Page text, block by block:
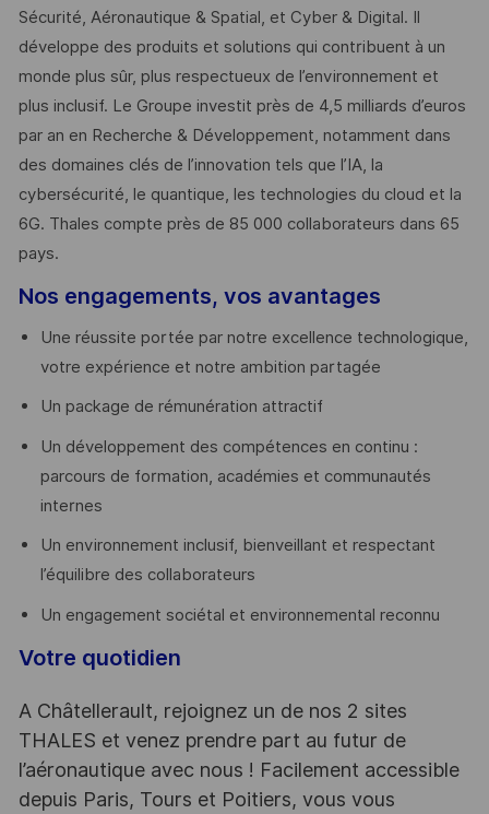
Sécurité, Aéronautique & Spatial, et Cyber & Digital. Il
développe des produits et solutions qui contribuent à un
monde plus sûr, plus respectueux de l’environnement et
plus inclusif. Le Groupe investit près de 4,5 milliards d’euros
par an en Recherche & Développement, notamment dans
des domaines clés de l’innovation tels que l’IA, la
cybersécurité, le quantique, les technologies du cloud et la
6G. Thales compte près de 85 000 collaborateurs dans 65
pays. ​
Nos engagements, vos avantages
Une réussite portée par notre excellence technologique,
votre expérience et notre ambition partagée
Un package de rémunération attractif
Un développement des compétences en continu :
parcours de formation, académies et communautés
internes
Un environnement inclusif, bienveillant et respectant
l’équilibre des collaborateurs
Un engagement sociétal et environnemental reconnu
Votre quotidien
A Châtellerault, rejoignez un de nos 2 sites
THALES et venez prendre part au futur de
l’aéronautique avec nous ! Facilement accessible
depuis Paris, Tours et Poitiers, vous vous